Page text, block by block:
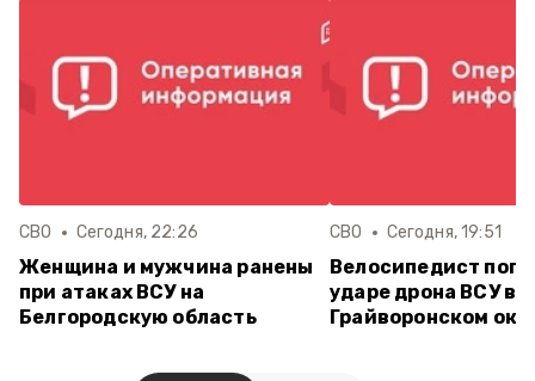
СВО Сегодня, 22:26
Женщина и мужчина ранены
при атаках ВСУ на
Белгородскую область
СВО Сегодня, 19:51
Велосипедист
ударе дрона ВСУ в
Грайворонском